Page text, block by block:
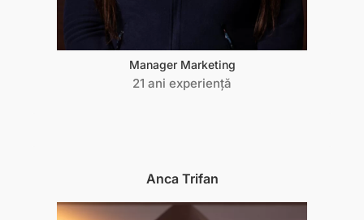
Manager Marketing
21 ani experiență
Anca Trifan